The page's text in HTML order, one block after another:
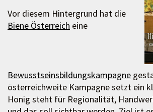
Vor diesem Hintergrund hat die
Biene Österreich eine
Bewusstseinsbildungskampagne
österreichweite Kampagne setzt ein
Honig steht für Regionalität,